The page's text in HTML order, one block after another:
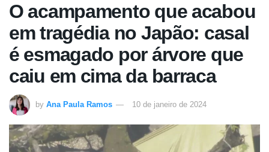
O acampamento que acabou
em tragédia no Japão: casal
é esmagado por árvore que
caiu em cima da barraca
by Ana Paula Ramos 10 de janeiro de 2024